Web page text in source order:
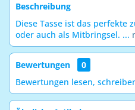
Beschreibung
Diese Tasse ist das perfekte
oder auch als Mitbringsel. ...
Bewertungen
0
Bewertungen lesen,